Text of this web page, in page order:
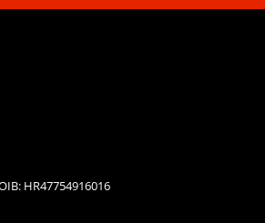
HR47754916016